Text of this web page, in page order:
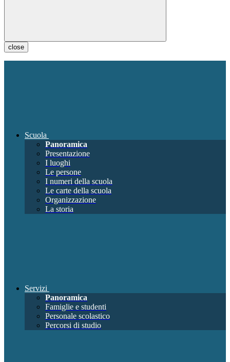
close
Scuola
Panoramica
Presentazione
I luoghi
Le persone
I numeri della scuola
Le carte della scuola
Organizzazione
La storia
Servizi
Panoramica
Famiglie e studenti
Personale scolastico
Percorsi di studio